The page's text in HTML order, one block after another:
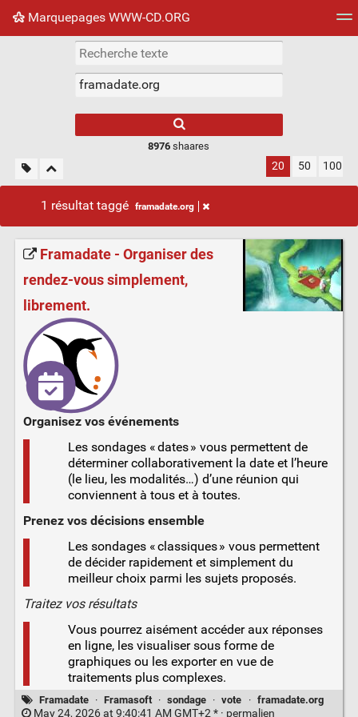
Marquepages WWW-CD.ORG
Nuage de tags Mur d'images
8976 shaares
20 50 100
1 résultat taggé framadate.org
Framadate - Organiser des
rendez-vous simplement,
librement.
Organisez vos événements
Les sondages « dates » vous permettent de
déterminer collaborativement la date et l’heure
(le lieu, les modalités…) d’une réunion qui
conviennent à tous et à toutes.
Prenez vos décisions ensemble
Les sondages « classiques » vous permettent
de décider rapidement et simplement du
meilleur choix parmi les sujets proposés.
Traitez vos résultats
Vous pourrez aisément accéder aux réponses
en ligne, les visualiser sous forme de
graphiques ou les exporter en vue de
traitements plus complexes.
Framadate · Framasoft · sondage · vote · framadate.org
May 24, 2026 at 9:40:41 AM GMT+2 * · permalien